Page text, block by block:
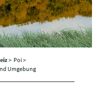
> Poi >
Umgebung